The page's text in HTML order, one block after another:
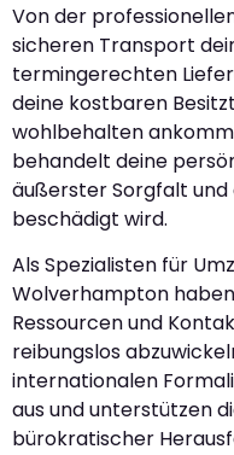
Von der
sicheren Transport
termingerechten
deine kostbaren
wohlbehalten
behandelt deine
äußerster Sorgfalt
beschädigt wird.
Als Spezialisten für
Wolverhampton
Ressourcen und
reibungslos
internationalen
aus und unterstützen
bürokratischer